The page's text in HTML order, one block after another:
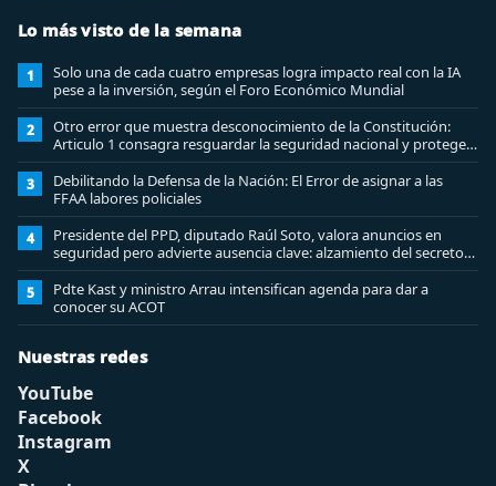
Lo más visto de la semana
1
Solo una de cada cuatro empresas logra impacto real con la IA
pese a la inversión, según el Foro Económico Mundial
2
Otro error que muestra desconocimiento de la Constitución:
Articulo 1 consagra resguardar la seguridad nacional y proteger
a los ciudadanos
3
Debilitando la Defensa de la Nación: El Error de asignar a las
FFAA labores policiales
4
Presidente del PPD, diputado Raúl Soto, valora anuncios en
seguridad pero advierte ausencia clave: alzamiento del secreto
bancario
5
Pdte Kast y ministro Arrau intensifican agenda para dar a
conocer su ACOT
Nuestras redes
YouTube
Facebook
Instagram
X